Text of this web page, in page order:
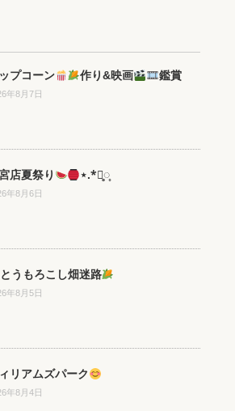
プコーン 作り&映画 鑑賞
年8月7日
店夏祭り ⋆.*⃝̥◌̥
年8月6日
とうもろこし畑迷路
年8月5日
リアムズパーク
年8月4日